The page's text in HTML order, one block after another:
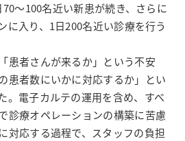
〜100名近い新患が続き、さらに
に入り、1日200名近い診療を行う
患者さんが来るか」という不安
患者数にいかに対応するか」とい
。電子カルテの運用を含め、すべ
診療オペレーションの構築に苦慮
対応する過程で、スタッフの負担